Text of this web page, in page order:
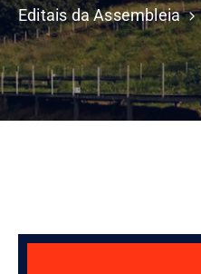
Editais da Assembleia